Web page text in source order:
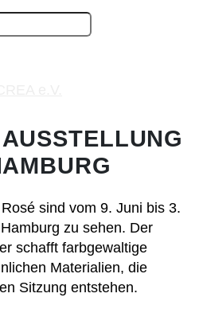
sind vom 9. Juni bis 3.
zu sehen. Der
schafft farbgewaltige
Materialien, die
Sitzung entstehen.